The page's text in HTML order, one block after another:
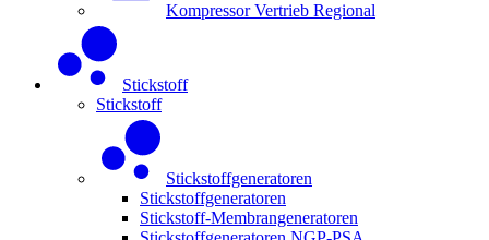
Kompressor Vertrieb Regional
Stickstoff
Stickstoff
Stickstoffgeneratoren
Stickstoffgeneratoren
Stickstoff-Membrangeneratoren